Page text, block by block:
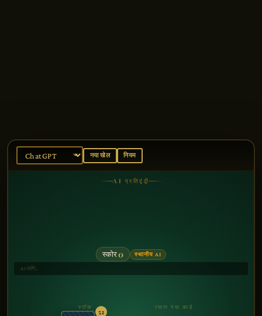
नया खेल नियम
AI लॉग…
AI प्रतिद्वंद्वी
स्कोर0 स्थानीय AI
स्टॉक
52
त्यागा गया कार्ड